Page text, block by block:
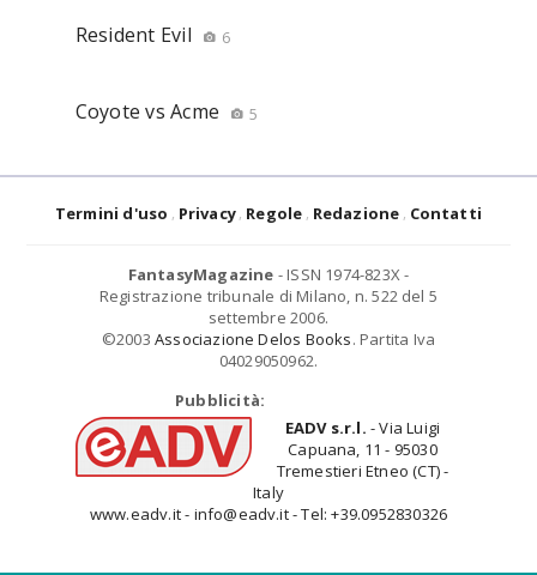
Resident Evil 6
Coyote vs Acme 5
Termini d'uso Privacy Regole Redazione Contatti
FantasyMagazine - ISSN 1974-823X -
Registrazione tribunale di Milano, n. 522 del 5
settembre 2006.
©2003 Associazione Delos Books. Partita Iva
04029050962.
Pubblicità:
EADV s.r.l. - Via Luigi
Capuana, 11 - 95030
Tremestieri Etneo (CT) -
Italy
www.eadv.it - info@eadv.it - Tel: +39.0952830326